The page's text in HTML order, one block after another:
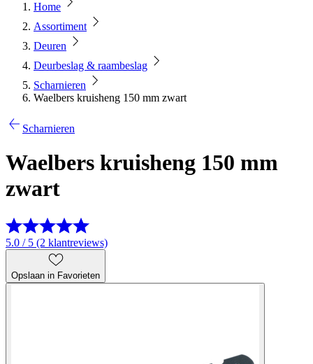
Home
Assortiment
Deuren
Deurbeslag & raambeslag
Scharnieren
Waelbers kruisheng 150 mm zwart
Scharnieren
Waelbers kruisheng 150 mm
zwart
5.0 / 5 (2 klantreviews)
Opslaan in Favorieten